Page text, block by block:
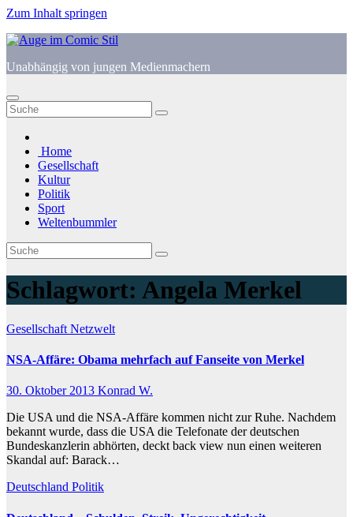
Zum Inhalt springen
Unabhängig von jungen Medienmachern
Home
Gesellschaft
Kultur
Politik
Sport
Weltenbummler
Schlagwort: Angela Merkel
Gesellschaft Netzwelt
NSA-Affäre: Obama mehrfach auf Fanseite von Merkel
30. Oktober 2013 Konrad W.
Die USA und die NSA-Affäre kommen nicht zur Ruhe. Nachdem
bekannt wurde, dass die USA die Telefonate der deutschen
Bundeskanzlerin abhörten, deckt back view nun einen weiteren
Skandal auf: Barack…
Deutschland Politik